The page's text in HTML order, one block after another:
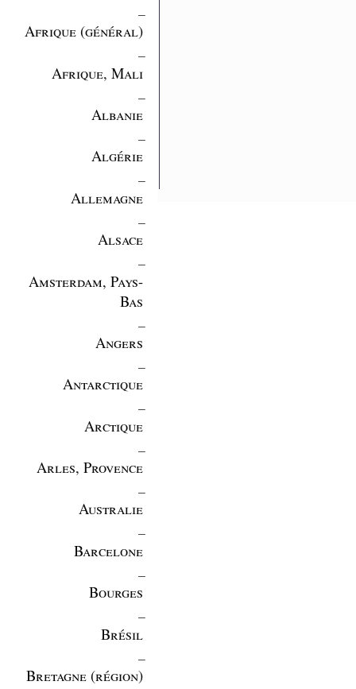
Afrique (général)
Afrique, Mali
Albanie
Algérie
Allemagne
Alsace
Amsterdam, Pays-
Bas
Angers
Antarctique
Arctique
Arles, Provence
Australie
Barcelone
Bourges
Brésil
Bretagne (région)